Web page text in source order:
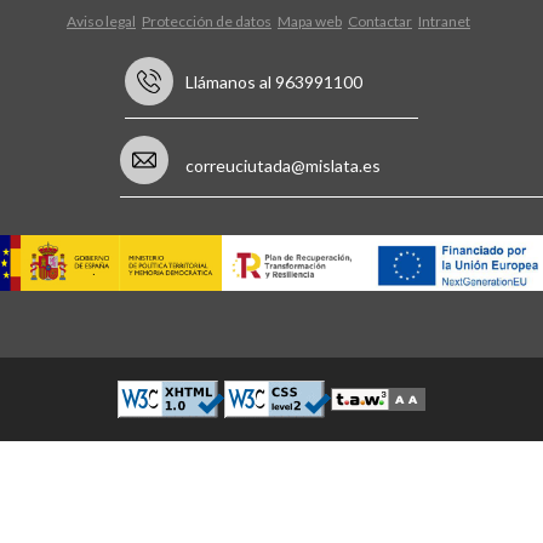
Aviso legal Protección de datos Mapa web Contactar Intranet
Llámanos al 963991100
correuciutada@mislata.es